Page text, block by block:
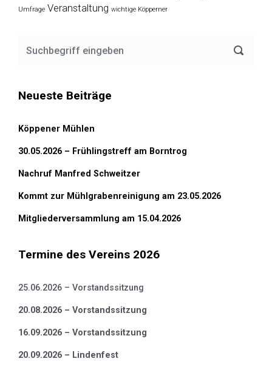
Umfrage Veranstaltung wichtige Köpperner
Neueste Beiträge
Köppener Mühlen
30.05.2026 – Frühlingstreff am Borntrog
Nachruf Manfred Schweitzer
Kommt zur Mühlgrabenreinigung am 23.05.2026
Mitgliederversammlung am 15.04.2026
Termine des Vereins 2026
25.06.2026 – Vorstandssitzung
20.08.2026 – Vorstandssitzung
16.09.2026 – Vorstandssitzung
20.09.2026 – Lindenfest